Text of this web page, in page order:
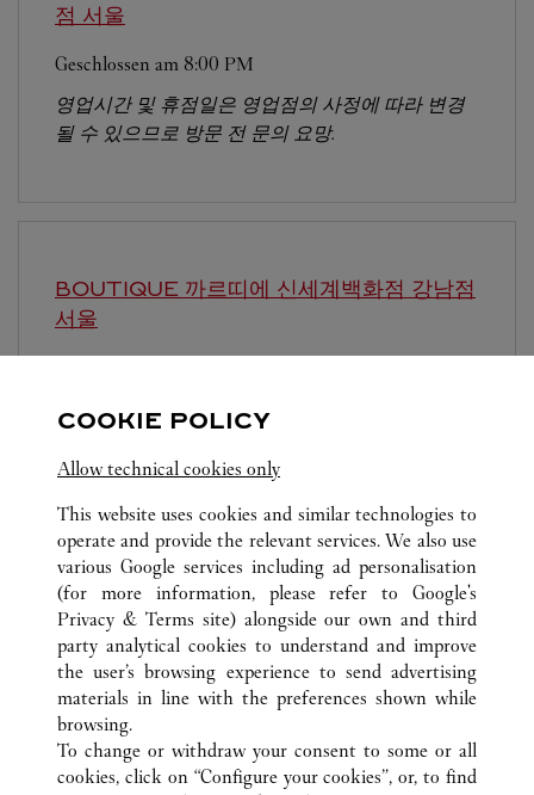
점 서울
Geschlossen am 8:00 PM
영업시간 및 휴점일은 영업점의 사정에 따라 변경
될 수 있으므로 방문 전 문의 요망.
BOUTIQUE 까르띠에 신세계백화점 강남점
서울
영업시간 및 휴점일은 영업점의 사정에 따라 변경
될 수 있으므로 방문 전 문의 요망.
ALLE CARTIER STANDORTE SÜDKOREA
서울
강남구 압구정로 407,
CUSTOMER CARE
CONTACT US
COOKIE POLICY
Allow technical cookies only
This website uses cookies and similar technologies to
operate and provide the relevant services. We also use
various Google services including ad personalisation
(for more information, please refer to Google's
Privacy & Terms site) alongside our own and third
party analytical cookies to understand and improve
the user’s browsing experience to send advertising
materials in line with the preferences shown while
browsing.
To change or withdraw your consent to some or all
cookies, click on “Configure your cookies”, or, to find